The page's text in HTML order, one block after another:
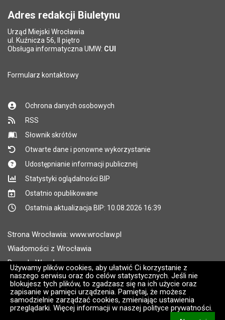
Używamy plików cookies, aby ułatwić Ci korzystanie z
naszego serwisu oraz do celów statystycznych. Jeśli nie
blokujesz tych plików, to zgadzasz się na ich użycie oraz
zapisanie w pamięci urządzenia. Pamiętaj, że możesz
samodzielnie zarządzać cookies, zmieniając ustawienia
przeglądarki. Więcej informacji w naszej polityce prywatności.
*
Pole wymagane
Adres redakcji Biuletynu
Urząd Miejski Wrocławia
ul. Kuźnicza 56, II piętro
Obsługa informatyczna UMW: CUI
Formularz kontaktowy
Ochrona danych osobowych
RSS
Słownik skrótów
Otwarte dane i ponowne wykorzystanie
Udostępnianie informacji publicznej
Statystyki oglądalności BIP
Ostatnio opublikowane
Ostatnia aktualizacja BIP: 10.08.2026 16:39
Strona Wrocławia: www.wroclaw.pl
Wiadomości z Wrocławia
Pogoda Wrocław
Rozkłady jazdy MPK Wrocław
Administratorem wroclaw.pl jest: ARAW
Wersja systemu: 2.8.30.09